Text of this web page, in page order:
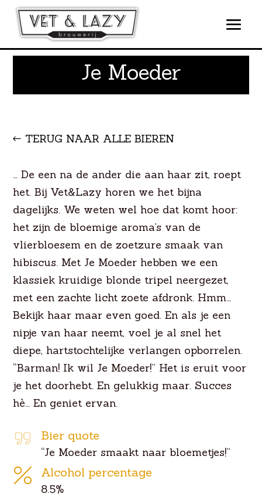
Je Moeder
TERUG NAAR ALLE BIEREN
… De een na de ander die aan haar zit, roept
het. Bij Vet&Lazy horen we het bijna
dagelijks. We weten wel hoe dat komt hoor:
het zijn de bloemige aroma’s van de
vlierbloesem en de zoetzure smaak van
hibiscus. Met Je Moeder hebben we een
klassiek kruidige blonde tripel neergezet,
met een zachte licht zoete afdronk. Hmm…
Bekijk haar maar even goed. En als je een
nipje van haar neemt, voel je al snel het
diepe, hartstochtelijke verlangen opborrelen.
“Barman! Ik wil Je Moeder!” Het is eruit voor
je het doorhebt. En gelukkig maar. Succes
hè… En geniet ervan.
Bier quote
“Je Moeder smaakt naar bloemetjes!”
Alcohol percentage
8.5%